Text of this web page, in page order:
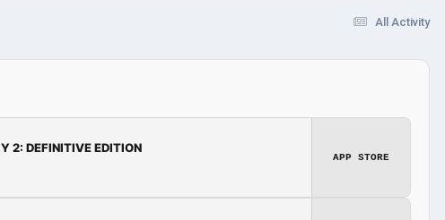
All Activity
2: DEFINITIVE EDITION
APP STORE